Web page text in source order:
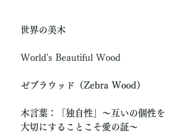
世界の美木
World's Beautiful Wood
ゼブラウッド（Zebra Wood）
木言葉：「独自性」〜互いの個性を
大切にすることこそ愛の証〜